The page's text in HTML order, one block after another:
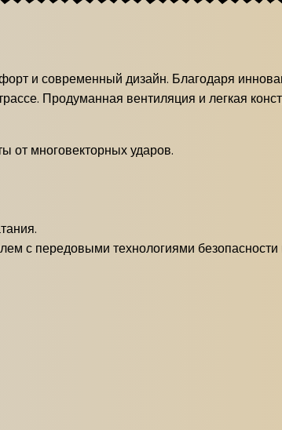
и современный дизайн. Благодаря
Продуманная вентиляция и легкая
от многовекторных ударов.
с передовыми технологиями